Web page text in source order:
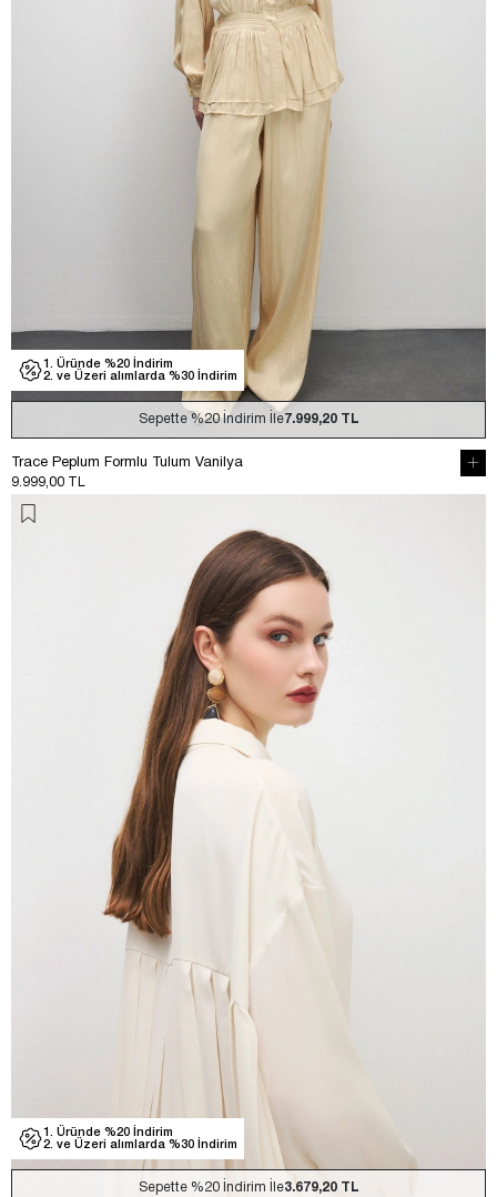
1. Üründe %20 İndirim
2. ve Üzeri alımlarda %30 İndirim
Sepette %20İndirim İle7.999,20 TL
Trace Peplum Formlu Tulum Vanilya
9.999,00 TL
1. Üründe %20 İndirim
2. ve Üzeri alımlarda %30 İndirim
Sepette %20 İndirim İle3.679,20 TL